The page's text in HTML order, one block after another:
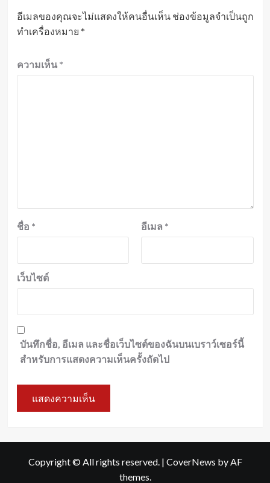
อีเมลของคุณจะไม่แสดงให้คนอื่นเห็น ช่องข้อมูลจำเป็นถูก
ทำเครื่องหมาย *
ความเห็น *
ชื่อ * อีเมล *
เว็บไซต์
บันทึกชื่อ, อีเมล และชื่อเว็บไซต์ของฉันบนเบราว์เซอร์นี้
สำหรับการแสดงความเห็นครั้งถัดไป
Copyright © All rights reserved. | CoverNews by AF
themes.